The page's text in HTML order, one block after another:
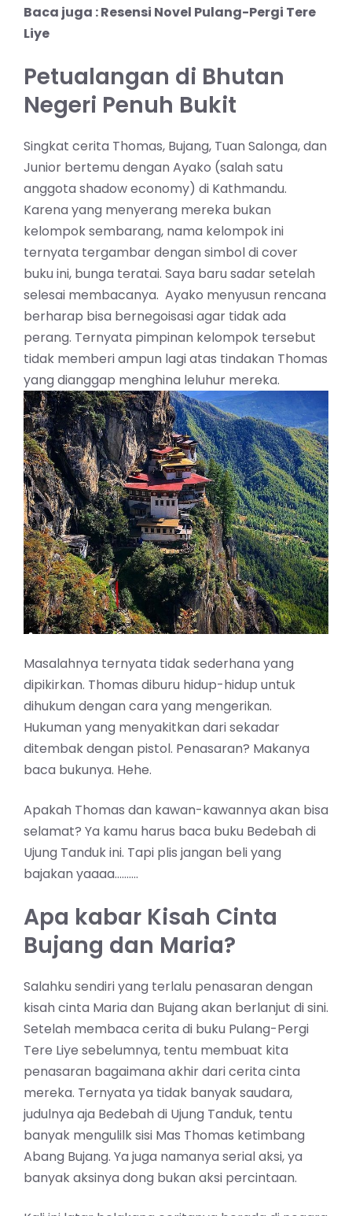
Baca juga :Resensi Novel Pulang-Pergi Tere
Liye
Petualangan di Bhutan
Negeri Penuh Bukit
Singkat cerita Thomas, Bujang, Tuan Salonga, dan
Junior bertemu dengan Ayako (salah satu
anggota shadow economy) di Kathmandu.
Karena yang menyerang mereka bukan
kelompok sembarang, nama kelompok ini
ternyata tergambar dengan simbol di cover
buku ini, bunga teratai. Saya baru sadar setelah
selesai membacanya. Ayako menyusun rencana
berharap bisa bernegoisasi agar tidak ada
perang. Ternyata pimpinan kelompok tersebut
tidak memberi ampun lagi atas tindakan Thomas
yang dianggap menghina leluhur mereka.
Masalahnya ternyata tidak sederhana yang
dipikirkan. Thomas diburu hidup-hidup untuk
dihukum dengan cara yang mengerikan.
Hukuman yang menyakitkan dari sekadar
ditembak dengan pistol. Penasaran? Makanya
baca bukunya. Hehe.
Apakah Thomas dan kawan-kawannya akan bisa
selamat? Ya kamu harus baca buku Bedebah di
Ujung Tanduk ini. Tapi plis jangan beli yang
bajakan yaaaa……….
Apa kabar Kisah Cinta
Bujang dan Maria?
Salahku sendiri yang terlalu penasaran dengan
kisah cinta Maria dan Bujang akan berlanjut di sini.
Setelah membaca cerita di buku Pulang-Pergi
Tere Liye sebelumnya, tentu membuat kita
penasaran bagaimana akhir dari cerita cinta
mereka. Ternyata ya tidak banyak saudara,
judulnya aja Bedebah di Ujung Tanduk, tentu
banyak mengulilk sisi Mas Thomas ketimbang
Abang Bujang. Ya juga namanya serial aksi, ya
banyak aksinya dong bukan aksi percintaan.